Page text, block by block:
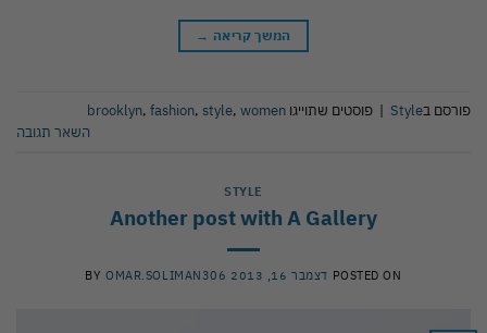
המשך קריאה →
פורסם בStyle
| פוסטים שתוייגו brooklyn, fashion, style, women
השאר תגובה
STYLE
Another post with A Gallery
POSTED ON דצמבר 16, 2013 BYOMAR.SOLIMAN306